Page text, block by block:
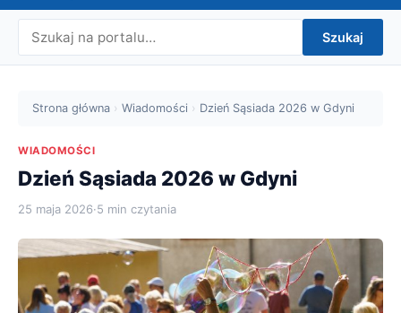
Szukaj
Strona główna › Wiadomości › Dzień Sąsiada 2026 w Gdyni
WIADOMOŚCI
Dzień Sąsiada 2026 w Gdyni
25 maja 2026·5 min czytania